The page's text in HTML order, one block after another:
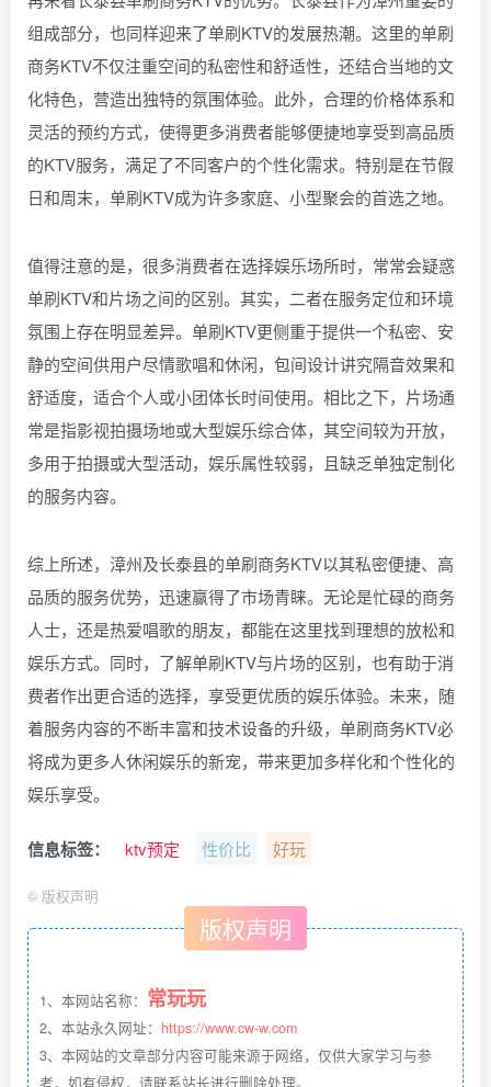
组成部分，也同样迎来了单刷KTV的发展热潮。这里的单刷
商务KTV不仅注重空间的私密性和舒适性，还结合当地的文
化特色，营造出独特的氛围体验。此外，合理的价格体系和
灵活的预约方式，使得更多消费者能够便捷地享受到高品质
的KTV服务，满足了不同客户的个性化需求。特别是在节假
日和周末，单刷KTV成为许多家庭、小型聚会的首选之地。
值得注意的是，很多消费者在选择娱乐场所时，常常会疑惑
单刷KTV和片场之间的区别。其实，二者在服务定位和环境
氛围上存在明显差异。单刷KTV更侧重于提供一个私密、安
静的空间供用户尽情歌唱和休闲，包间设计讲究隔音效果和
舒适度，适合个人或小团体长时间使用。相比之下，片场通
常是指影视拍摄场地或大型娱乐综合体，其空间较为开放，
多用于拍摄或大型活动，娱乐属性较弱，且缺乏单独定制化
的服务内容。
综上所述，漳州及长泰县的单刷商务KTV以其私密便捷、高
品质的服务优势，迅速赢得了市场青睐。无论是忙碌的商务
人士，还是热爱唱歌的朋友，都能在这里找到理想的放松和
娱乐方式。同时，了解单刷KTV与片场的区别，也有助于消
费者作出更合适的选择，享受更优质的娱乐体验。未来，随
着服务内容的不断丰富和技术设备的升级，单刷商务KTV必
将成为更多人休闲娱乐的新宠，带来更加多样化和个性化的
娱乐享受。
信息标签： ktv预定 性价比 好玩
© 版权声明
版权声明
1、本网站名称： 常玩玩
2、本站永久网址： https://www.cw-w.com
3、本网站的文章部分内容可能来源于网络，仅供大家学习与参
考，如有侵权，请联系站长进行删除处理。